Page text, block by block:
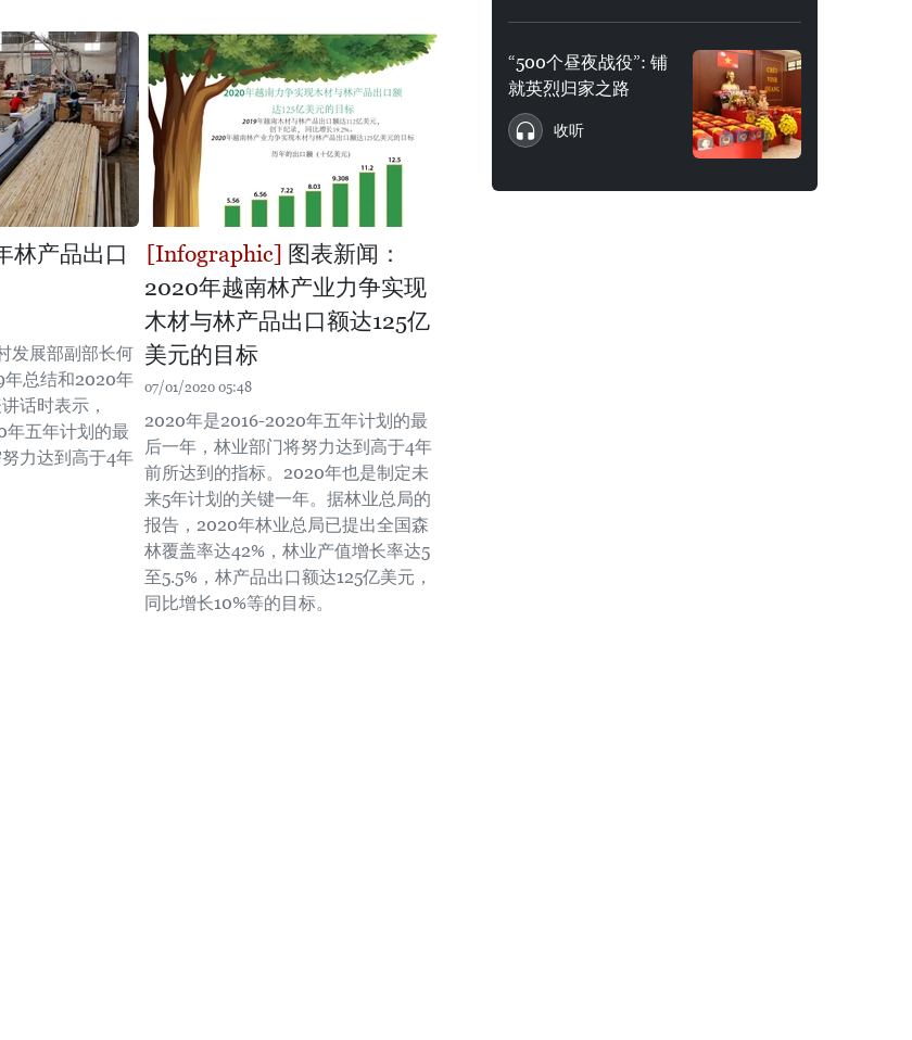
林产品出口
发展部副部长何
年总结和2020年
话时表示，
五年计划的最
力达到高于4年
图表新闻：
2020年越南林产业力争实现
木材与林产品出口额达125亿
美元的目标
07/01/2020 05:48
2020年是2016-2020年五年计划的最
后一年，林业部门将努力达到高于4年
前所达到的指标。2020年也是制定未
来5年计划的关键一年。据林业总局的
报告，2020年林业总局已提出全国森
林覆盖率达42%，林业产值增长率达5
至5.5%，林产品出口额达125亿美元，
同比增长10%等的目标。
“500个昼夜战役”: 铺
就英烈归家之路
收听